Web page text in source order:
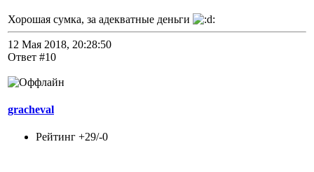
Хорошая сумка, за адекватные деньги
12 Мая 2018, 20:28:50
Ответ #10
gracheval
Рейтинг +29/-0